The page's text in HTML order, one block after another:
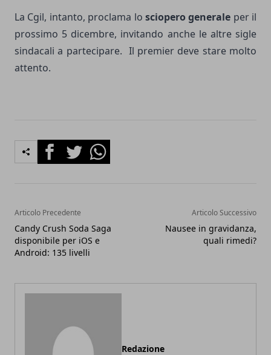
La Cgil, intanto, proclama lo sciopero generale per il
prossimo 5 dicembre, invitando anche le altre sigle
sindacali a partecipare. Il premier deve stare molto
attento.
FacebookTwitterWhatsapp
Articolo Precedente
Candy Crush Soda Saga
disponibile per iOS e
Android: 135 livelli
Articolo Successivo
Nausee in gravidanza,
quali rimedi?
Redazione